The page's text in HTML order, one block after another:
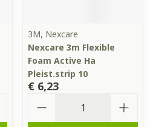
3M, Nexcare
Nexcare 3m Flexible
Foam Active Ha
Pleist.strip 10
€ 6,23